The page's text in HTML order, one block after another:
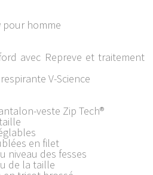
pour homme
avec Repreve et traitement
V-Science
veste Zip Tech®
en filet
niveau des fesses
de la taille